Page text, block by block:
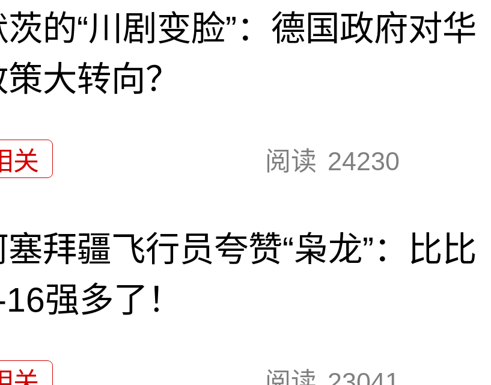
茨的“川剧变脸”：德国政府对华
大转向？
关 阅读 24230
塞拜疆飞行员夸赞“枭龙”：比比
强多了！